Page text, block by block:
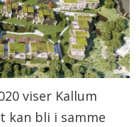
viser Kallum
kan bli i samme